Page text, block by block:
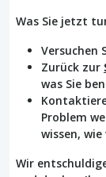
Was Sie jetzt
Versuchen
Zurück zur
was Sie
Problem
wissen,
Wir